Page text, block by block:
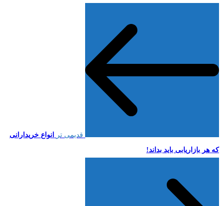
قدیمی تر
انواع خریدارانی
که هر بازاریابی باید بداند!